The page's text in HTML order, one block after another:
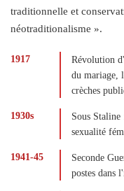
traditionnelle et
néotraditionalisme ».
1917
Révolution
du mariage,
crèches
1930s
Sous
sexualité
1941-45
Seconde
postes dans